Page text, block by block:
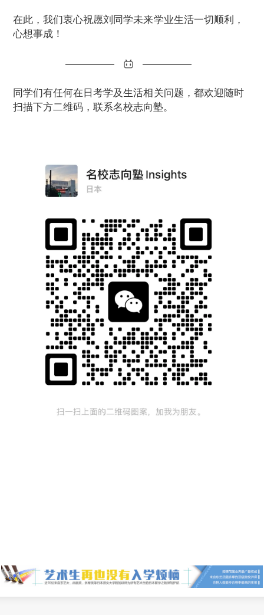
在此，我们衷心祝愿刘同学未来学业生活一切顺利，
心想事成！
同学们有任何在日考学及生活相关问题，都欢迎随时
扫描下方二维码，联系名校志向塾。